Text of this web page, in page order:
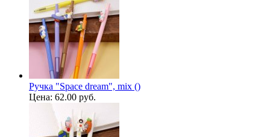
Ручка "Space dream", mix ()
Цена: 62.00 руб.